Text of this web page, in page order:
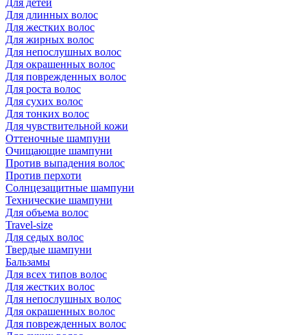
Для детей
Для длинных волос
Для жестких волос
Для жирных волос
Для непослушных волос
Для окрашенных волос
Для поврежденных волос
Для роста волос
Для сухих волос
Для тонких волос
Для чувствительной кожи
Оттеночные шампуни
Очищающие шампуни
Против выпадения волос
Против перхоти
Солнцезащитные шампуни
Технические шампуни
Для объема волос
Travel-size
Для седых волос
Твердые шампуни
Бальзамы
Для всех типов волос
Для жестких волос
Для непослушных волос
Для окрашенных волос
Для поврежденных волос